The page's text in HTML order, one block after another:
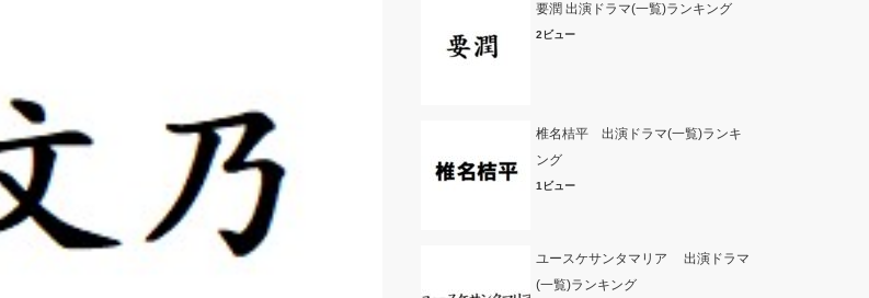
要潤 出演ドラマ(一覧)ランキング
2ビュー
椎名桔平 出演ドラマ(一覧)ランキ
ング
1ビュー
ユースケサンタマリア 出演ドラマ
(一覧)ランキング